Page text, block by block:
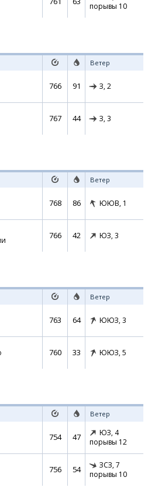
порывы 10
Ветер
766 91 З, 2
767 44 З, 3
Ветер
768 86 ЮЮВ, 1
766 42 ЮЗ, 3
Ветер
763 64 ЮЮЗ, 3
760 33 ЮЮЗ, 5
Ветер
754 47 ЮЗ, 4
порывы 12
756 54 ЗСЗ, 7
порывы 10